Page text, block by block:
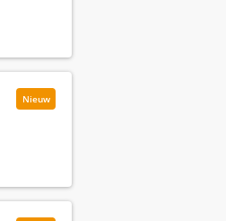
Nieuw